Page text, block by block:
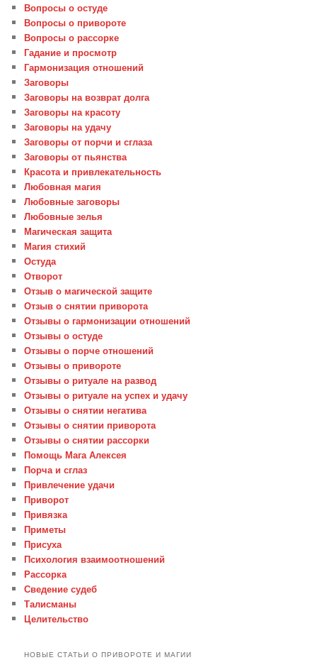
Вопросы о остуде
Вопросы о привороте
Вопросы о рассорке
Гадание и просмотр
Гармонизация отношений
Заговоры
Заговоры на возврат долга
Заговоры на красоту
Заговоры на удачу
Заговоры от порчи и сглаза
Заговоры от пьянства
Красота и привлекательность
Любовная магия
Любовные заговоры
Любовные зелья
Магическая защита
Магия стихий
Остуда
Отворот
Отзыв о магической защите
Отзыв о снятии приворота
Отзывы о гармонизации отношений
Отзывы о остуде
Отзывы о порче отношений
Отзывы о привороте
Отзывы о ритуале на развод
Отзывы о ритуале на успех и удачу
Отзывы о снятии негатива
Отзывы о снятии приворота
Отзывы о снятии рассорки
Помощь Мага Алексея
Порча и сглаз
Привлечение удачи
Приворот
Привязка
Приметы
Присуха
Психология взаимоотношений
Рассорка
Сведение судеб
Талисманы
Целительство
НОВЫЕ СТАТЬИ О ПРИВОРОТЕ И МАГИИ